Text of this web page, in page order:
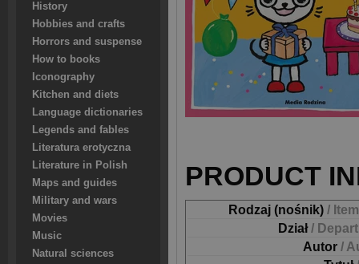
History
Hobbies and crafts
Horrors and suspense
How to books
Iconography
Kitchen and diets
Language dictionaries
Legends and fables
Literatura erotyczna
Literature in Polish
Maps and guides
Military and wars
Movies
Music
Natural sciences
PRODUCT
Rodzaj (nośnik) /
Dział/
Autor /